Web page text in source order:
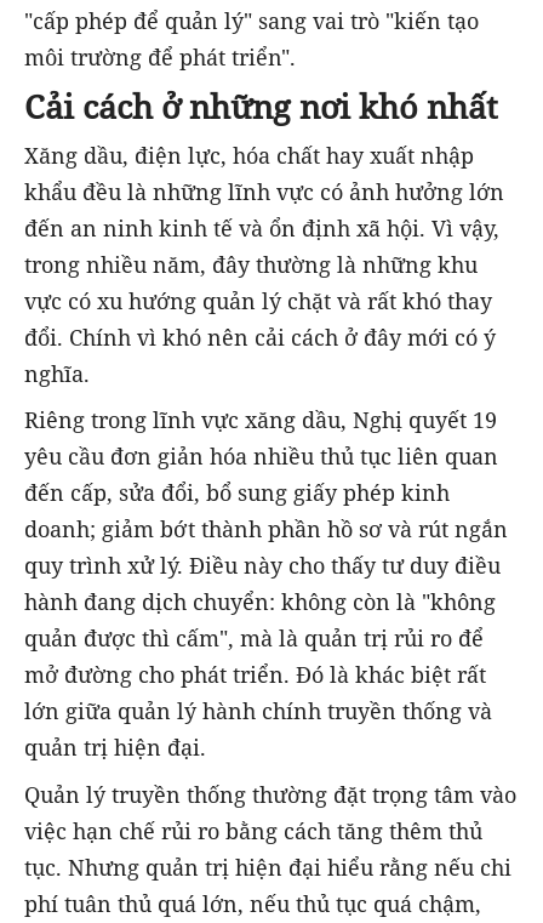
"cấp phép để quản lý" sang vai trò "kiến tạo
môi trường để phát triển".
Cải cách ở những nơi khó nhất
Xăng dầu, điện lực, hóa chất hay xuất nhập
khẩu đều là những lĩnh vực có ảnh hưởng lớn
đến an ninh kinh tế và ổn định xã hội. Vì vậy,
trong nhiều năm, đây thường là những khu
vực có xu hướng quản lý chặt và rất khó thay
đổi. Chính vì khó nên cải cách ở đây mới có ý
nghĩa.
Riêng trong lĩnh vực xăng dầu, Nghị quyết 19
yêu cầu đơn giản hóa nhiều thủ tục liên quan
đến cấp, sửa đổi, bổ sung giấy phép kinh
doanh; giảm bớt thành phần hồ sơ và rút ngắn
quy trình xử lý. Điều này cho thấy tư duy điều
hành đang dịch chuyển: không còn là "không
quản được thì cấm", mà là quản trị rủi ro để
mở đường cho phát triển. Đó là khác biệt rất
lớn giữa quản lý hành chính truyền thống và
quản trị hiện đại.
Quản lý truyền thống thường đặt trọng tâm vào
việc hạn chế rủi ro bằng cách tăng thêm thủ
tục. Nhưng quản trị hiện đại hiểu rằng nếu chi
phí tuân thủ quá lớn, nếu thủ tục quá chậm,